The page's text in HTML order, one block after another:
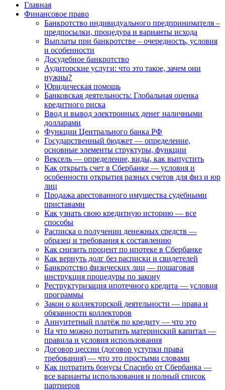
Главная
Финансовое право
Банкротство индивидуального предпринимателя –
предпосылки, процедура и варианты исхода
Выплаты при банкротстве – очередность, условия
и особенности
Досудебное банкротство
Аудиторские услуги: что это такое, зачем они
нужны?
Юридическая помощь
Банковская деятельность: Глобальная оценка
кредитного риска
Ввод и вывод электронных денег наличными
долларами
Функции Центрального банка РФ
Государственный бюджет — определение,
основные элементы структуры, функции
Вексель — определение, виды, как выпустить
Как открыть счет в Сбербанке — условия и
особенности открытия разных счетов для физ и юр
лиц
Продажа арестованного имущества судебными
приставами
Как узнать свою кредитную историю — все
способы
Расписка о получении денежных средств —
образец и требования к составлению
Как снизить процент по ипотеке в Сбербанке
Как вернуть долг без расписки и свидетелей
Банкротство физических лиц — пошаговая
инструкция процедуры по закону
Реструктуризация ипотечного кредита — условия
программы
Закон о коллекторской деятельности — права и
обязанности коллекторов
Аннуитетный платёж по кредиту — что это
На что можно потратить материнский капитал —
правила и условия использования
Договор цессии (договор уступки права
требования) — что это простыми словами
Как потратить бонусы Спасибо от Сбербанка —
все варианты использования и полный список
партнеров